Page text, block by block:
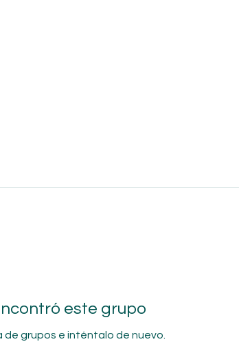
este grupo
de grupos e inténtalo de nuevo.